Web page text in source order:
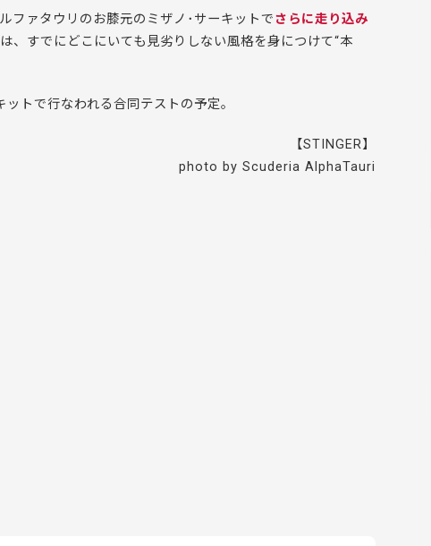
ファタウリのお膝元のミザノ･サーキットでさらに走り込み
すでにどこにいても見劣りしない風格を身につけて“本
トで行なわれる合同テストの予定。
【STINGER】
photo by Scuderia AlphaTauri